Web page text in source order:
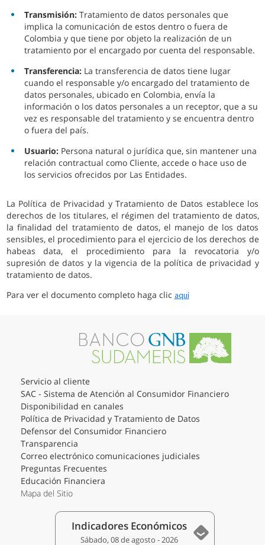
Transmisión:Tratamiento de datos personales que
implica la comunicación de estos dentro o fuera de
Colombia y que tiene por objeto la realización de un
tratamiento por el encargado por cuenta del responsable.
Transferencia:La transferencia de datos tiene lugar
cuando el responsable y/o encargado del tratamiento de
datos personales, ubicado en Colombia, envía la
información o los datos personales a un receptor, que a su
vez es responsable del tratamiento y se encuentra dentro
o fuera del país.
Usuario:Persona natural o jurídica que, sin mantener una
relación contractual como Cliente, accede o hace uso de
los servicios ofrecidos por Las Entidades.
La Política de Privacidad y Tratamiento de Datos establece los
derechos de los titulares, el régimen del tratamiento de datos,
la finalidad del tratamiento de datos, el manejo de los datos
sensibles, el procedimiento para el ejercicio de los derechos de
habeas data, el procedimiento para la revocatoria y/o
supresión de datos y la vigencia de la política de privacidad y
tratamiento de datos.
Para ver el documento completo haga clic aquí
Servicio al cliente
SAC - Sistema de Atención al Consumidor Financiero
Disponibilidad en canales
Política de Privacidad y Tratamiento de Datos
Defensor del Consumidor Financiero
Transparencia
Correo electrónico comunicaciones judiciales
Preguntas Frecuentes
Educación Financiera
Mapa del Sitio
Indicadores Económicos
Sábado, 08 de agosto - 2026